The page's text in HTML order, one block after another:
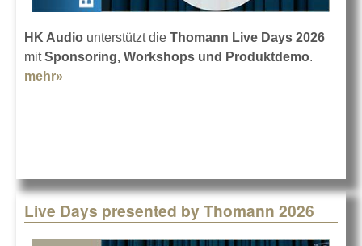
HK Audio unterstützt die Thomann Live Days 2026
mitSponsoring, Workshops und Produktdemo.
mehr»
Live Days presented by Thomann 2026